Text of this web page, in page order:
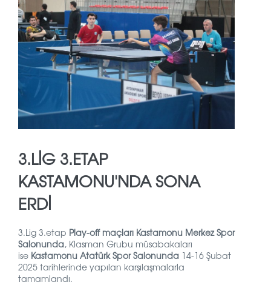
3.LİG 3.ETAP
KASTAMONU'NDA SONA
ERDİ
3.Lig 3.etap Play-off maçları Kastamonu Merkez Spor
Salonunda, Klasman Grubu müsabakaları
ise Kastamonu Atatürk Spor Salonunda 14-16 Şubat
2025 tarihlerinde yapılan karşılaşmalarla
tamamlandı.